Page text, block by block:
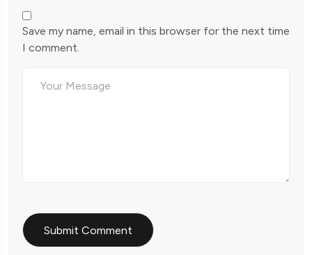
Save my name, email in this browser for the next time
I comment.